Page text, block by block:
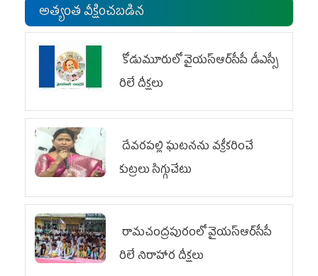
అత్యంత వీక్షించబడిన
కోడుమూరులో వైయ‌స్ఆర్‌సీపీ డీఎస్సీ
రిలే దీక్షలు
దేవరపల్లి ఘటనను వక్రీకరించే
కుట్రలు సిగ్గుచేటు
రామచంద్రపురంలో వైయ‌స్ఆర్‌సీపీ
రిలే నిరాహార దీక్షలు